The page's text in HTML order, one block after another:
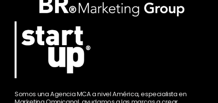
Somos una Agencia MCA a nivel América, especialista en